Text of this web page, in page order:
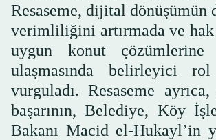
Resaseme, dijital dönüşümün
verimliliğini artırmada ve
uygun konut çözümlerine
ulaşmasında belirleyici rol
vurguladı. Resaseme
başarının, Belediye, Köy
Bakanı Macid el-Hukayl’in